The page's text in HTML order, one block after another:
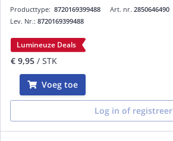
Art. nr. 2850646490
Producttype: 8720169399488
Lev. Nr.: 8720169399488
Lumineuze Deals
€ 9,95 / STK
Voeg toe
Log in of registreer